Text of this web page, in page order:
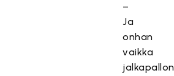
–
Ja
onhan
vaikka
jalkapallon